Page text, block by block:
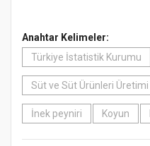
Anahtar Kelimeler:
Türkiye İstatistik Kurumu
Süt ve Süt Ürünleri Üretimi
İnek peyniri Koyun